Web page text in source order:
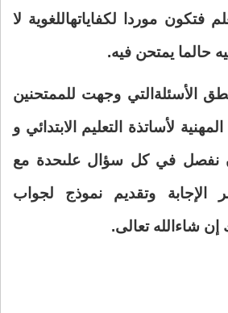
فتكون موردا لكفاياتهاللغوية لا
حالما يمتحن فيه.
الأسئلة التي وجهت للممتحنين
لأساتذة التعليم الابتدائي و
نفصل في كل سؤال علىحدة مع
الإجابة وتقديم نموذج لجواب
إن شاء الله تعالى.